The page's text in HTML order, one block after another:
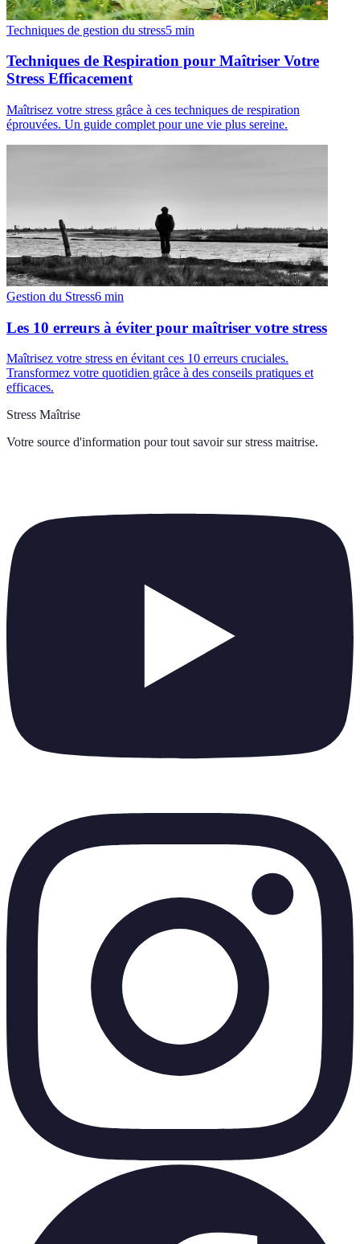
Techniques de gestion du stress5 min
Techniques de Respiration pour Maîtriser Votre
Stress Efficacement
Maîtrisez votre stress grâce à ces techniques de respiration
éprouvées. Un guide complet pour une vie plus sereine.
Gestion du Stress6 min
Les 10 erreurs à éviter pour maîtriser votre stress
Maîtrisez votre stress en évitant ces 10 erreurs cruciales.
Transformez votre quotidien grâce à des conseils pratiques et
efficaces.
Stress Maîtrise
Votre source d'information pour tout savoir sur stress maitrise.